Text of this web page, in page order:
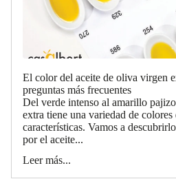
El color del aceite de oliva virgen
preguntas más frecuentes
Del verde intenso al amarillo
extra tiene una variedad de colores
características. Vamos a
por el aceite...
Leer más...